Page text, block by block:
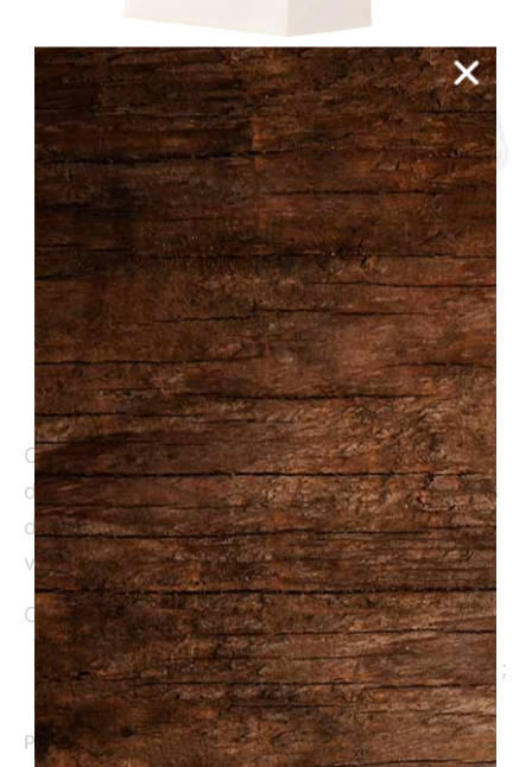
Sac surprise plats cuisinés!
49.95$
Commandez ce sac rempli de repas individuels
différents congelés (ne s’applique pas aux plats
du menu de la semaine en cours). Parfait pour
vos lunchs ou pour les soirées pressées.
Chaque sac contient:
5 plats cuisinés congelés format individuel ;
1 repas pâtes fraîches et sauce maison.
Photos à titre indicatif